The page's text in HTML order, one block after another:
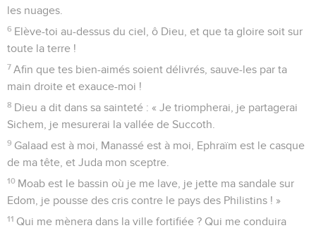
les nuages.
6 Elève-toi au-dessus du ciel, ô Dieu, et que ta gloire soit sur
toute la terre !
7 Afin que tes bien-aimés soient délivrés, sauve-les par ta
main droite et exauce-moi !
8 Dieu a dit dans sa sainteté : « Je triompherai, je partagerai
Sichem, je mesurerai la vallée de Succoth.
9 Galaad est à moi, Manassé est à moi, Ephraïm est le casque
de ma tête, et Juda mon sceptre.
10 Moab est le bassin où je me lave, je jette ma sandale sur
Edom, je pousse des cris contre le pays des Philistins ! »
11 Qui me mènera dans la ville fortifiée ? Qui me conduira